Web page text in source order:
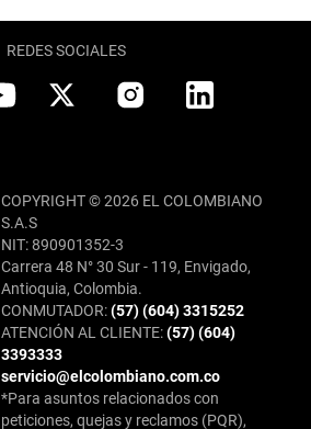
REDES SOCIALES
COPYRIGHT © 2026 EL COLOMBIANO
S.A.S
NIT: 890901352-3
Carrera 48 N° 30 Sur - 119, Envigado,
Antioquia, Colombia.
CONMUTADOR:(57) (604) 3315252
ATENCIÓN AL CLIENTE:(57) (604)
3393333
servicio@elcolombiano.com.co
*Para asuntos relacionados con
peticiones, quejas y reclamos (PQR),